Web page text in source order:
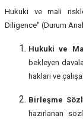
Hukuki ve mali
Diligence" (Durum
Hukuki ve
bekleyen
hakları ve
Birleşme
hazırlanan